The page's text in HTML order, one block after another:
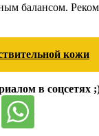
балансом.
кожи
в соцсетях